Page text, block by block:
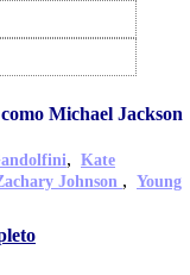
Michael Jackson
, Kate
Johnson , Young